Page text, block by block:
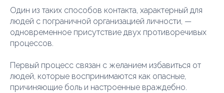
Один из таких способов контакта, характерный для
людей с пограничной организацией личности, —
одновременное присутствие двух противоречивых
процессов.
Первый процесс связан с желанием избавиться от
людей, которые воспринимаются как опасные,
причиняющие боль и настроенные враждебно.